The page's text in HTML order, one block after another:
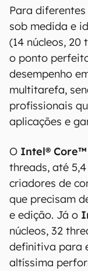
Para diferentes
sob medida e
(14 núcleos, 20
o ponto
desempenho
multitarefa,
profissionais
aplicações e
O Intel® Core™
threads, até
criadores de
que precisam
e edição. Já o
núcleos, 32
definitiva para
altíssima